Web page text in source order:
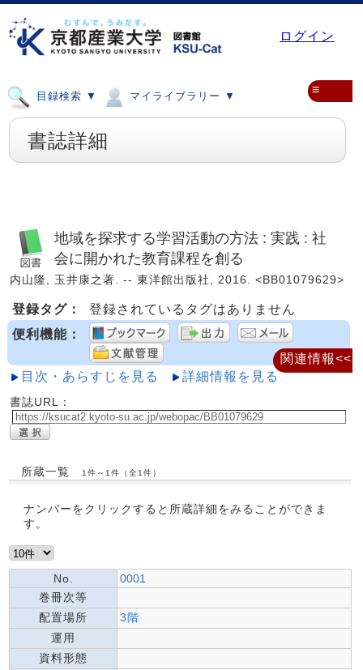
ログイン
目録検索 ▼ マイライブラリー ▼ ≡
書誌詳細
地域を探求する学習活動の方法 : 実践 : 社
会に開かれた教育課程を創る
内山隆, 玉井康之著. -- 東洋館出版社, 2016. <BB01079629>
登録タグ：
登録されているタグはありません
便利機能：
目次・あらすじを見る 詳細情報を見る
書誌URL：
所蔵一覧 1件～1件（全1件）
ナンバーをクリックすると所蔵詳細をみることができま
す。
No.
0001
巻冊次等
配置場所
3階
運用
資料形態
関連情報<<